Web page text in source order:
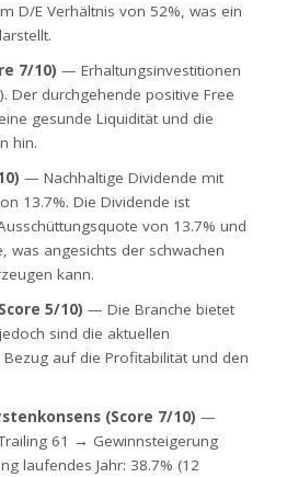
D/E Verhältnis von 52%, was ein
7/10) — Erhaltungsinvestitionen
Der durchgehende positive Free
gesunde Liquidität und die
hin.
— Nachhaltige Dividende mit
13.7%. Die Dividende ist
von 13.7% und
was angesichts der schwachen
kann.
5/10) — Die Branche bietet
sind die aktuellen
auf die Profitabilität und den
(Score 7/10) —
61 → Gewinnsteigerung
laufendes Jahr: 38.7% (12